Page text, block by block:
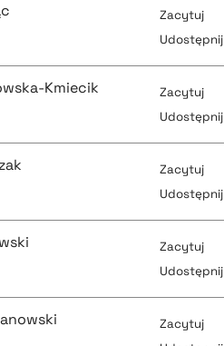
Zacytuj
Udostępnij
pobierz cytat
pobierz cytat
Kmiecik
Zacytuj
Udostępnij
pobierz cytat
Zacytuj
Udostępnij
pobierz cytat
Zacytuj
Udostępnij
Zacytuj